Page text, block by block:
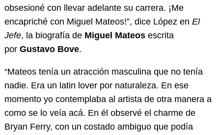
obsesioné con llevar adelante su carrera. ¡Me
encapriché con Miguel Mateos!”, dice López en El
Jefe, la biografía de Miguel Mateosescrita
porGustavo Bove.
“Mateos tenía un atracción masculina que no tenía
nadie. Era un latin lover por naturaleza. En ese
momento yo contemplaba al artista de otra manera a
como se lo veía acá. En él observé el charme de
Bryan Ferry, con un costado ambiguo que podía